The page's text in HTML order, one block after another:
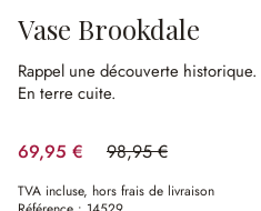
Vase Brookdale
Rappel une découverte historique.
En terre cuite.
69,95 € 98,95 €
(29.31%spared)
TVA incluse, hors frais de livraison